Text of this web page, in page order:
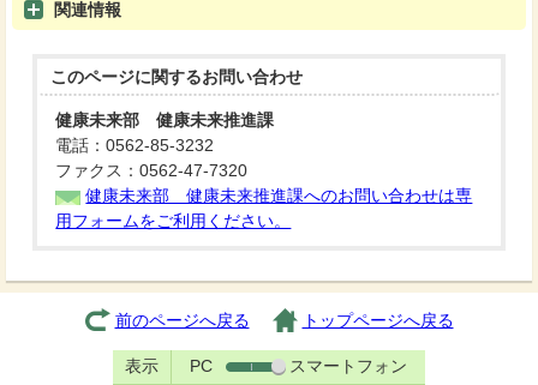
関連情報
このページに関するお問い合わせ
健康未来部 健康未来推進課
電話：0562-85-3232
ファクス：0562-47-7320
健康未来部 健康未来推進課へのお問い合わせは専
用フォームをご利用ください。
前のページへ戻る トップページへ戻る
表示 PC スマートフォン